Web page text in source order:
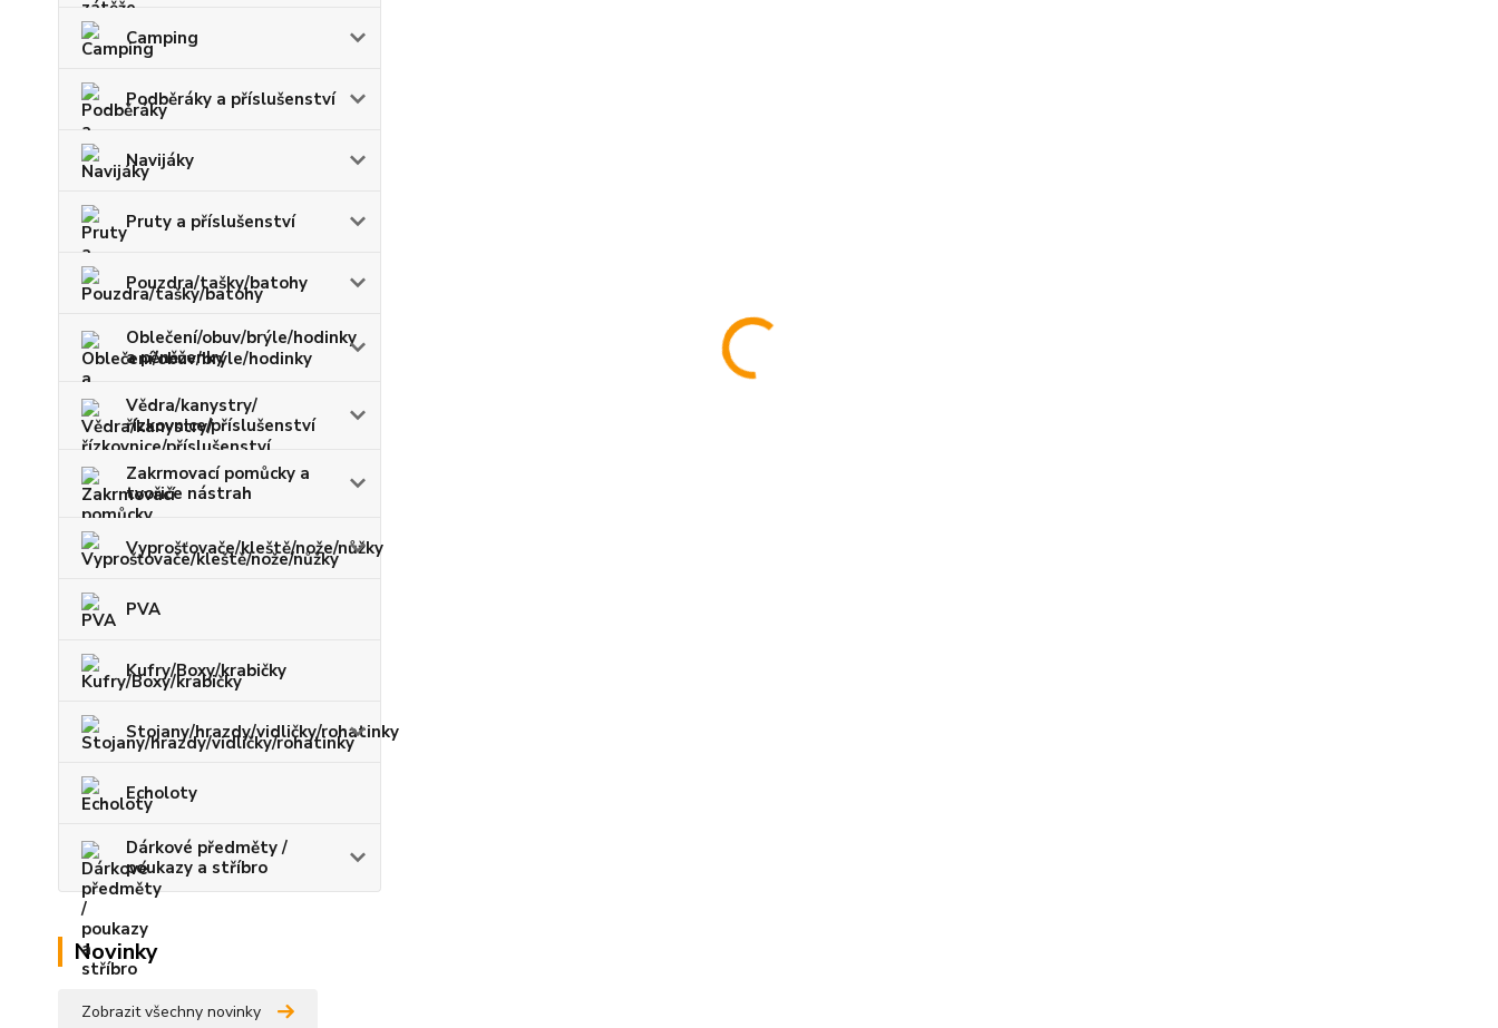
Camping
Podběráky a příslušenství
Navijáky
Pruty a příslušenství
Pouzdra/tašky/batohy
Oblečení/obuv/brýle/hodinky
a pěněženky
Vědra/kanystry/
řízkovnice/příslušenství
Zakrmovací pomůcky a
tvořiče nástrah
Vyprošťovače/kleště/nože/nůžky
PVA
Kufry/Boxy/krabičky
Stojany/hrazdy/vidličky/rohatinky
Echoloty
Dárkové předměty /
poukazy a stříbro
Novinky
Zobrazit všechny novinky